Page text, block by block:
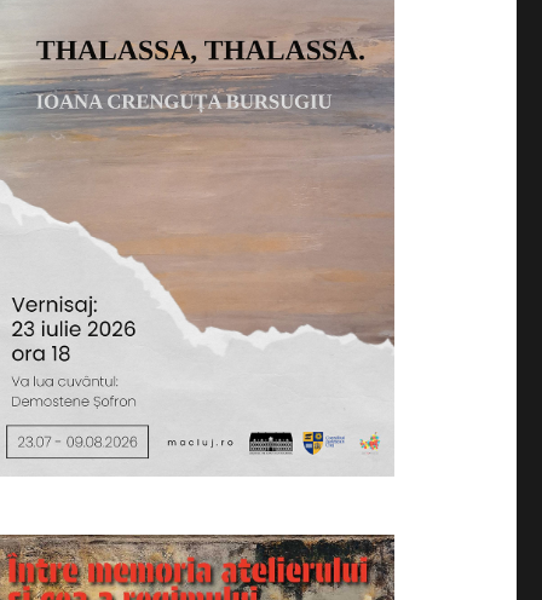
23 iulie – 9 august 2026, expoziția „Thalassa,